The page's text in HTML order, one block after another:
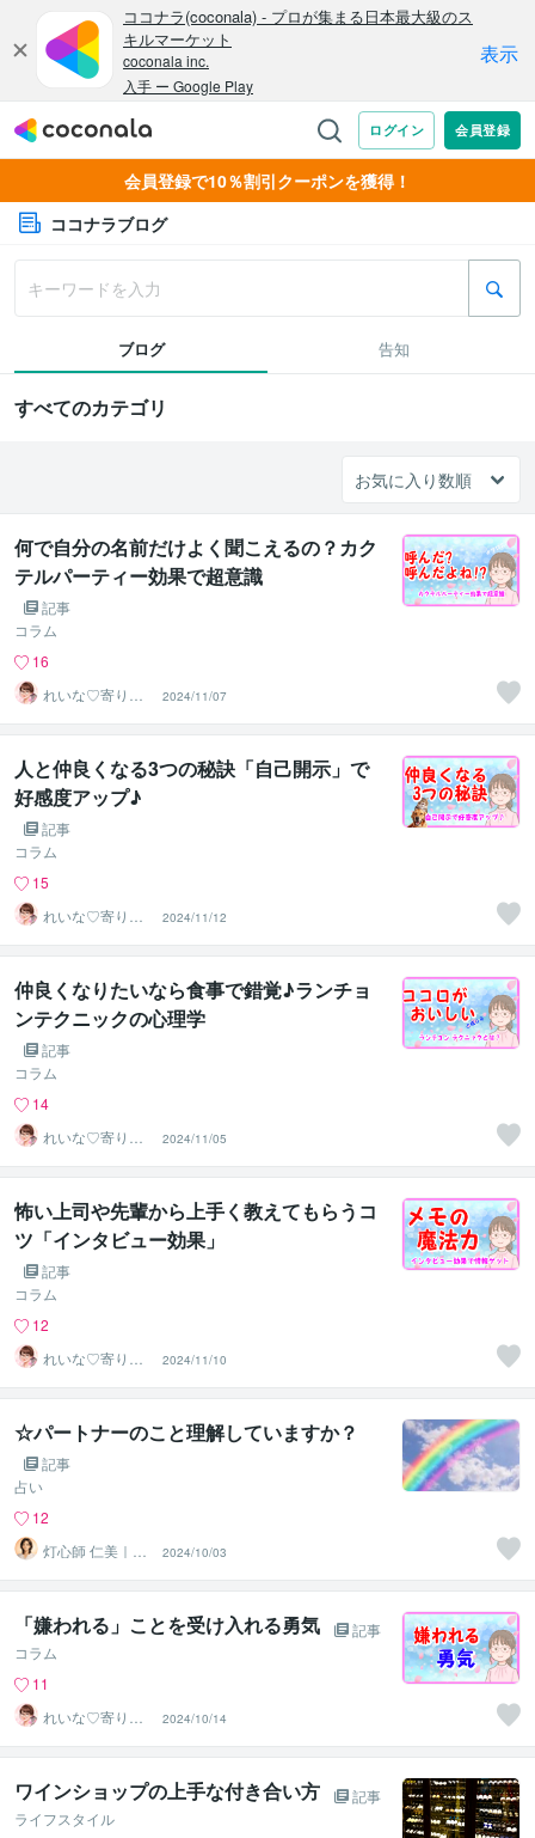
会員登録で10％割引クーポンを獲得！
ココナラブログ
ブログ 告知
すべてのカテゴリ
何で自分の名前だけよく聞こえるの？カク
テルパーティー効果で超意識
記事
コラム
16
れいな♡寄り添
いナース✿
2024/11/07
人と仲良くなる3つの秘訣「自己開示」で
好感度アップ♪
記事
コラム
15
れいな♡寄り添
いナース✿
2024/11/12
仲良くなりたいなら食事で錯覚♪ランチョ
ンテクニックの心理学
記事
コラム
14
れいな♡寄り添
いナース✿
2024/11/05
怖い上司や先輩から上手く教えてもらうコ
ツ「インタビュー効果」
記事
コラム
12
れいな♡寄り添
いナース✿
2024/11/10
☆パートナーのこと理解していますか？
記事
占い
12
灯心師 仁美｜自
己理解×タイプ別
診断
2024/10/03
「嫌われる」ことを受け入れる勇気
記事
コラム
11
れいな♡寄り添
いナース✿
2024/10/14
ワインショップの上手な付き合い方
記事
ライフスタイル